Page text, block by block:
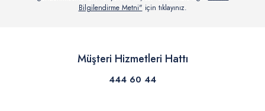
Bilgilendirme Metni" için tıklayınız.
Müşteri Hizmetleri Hattı
444 60 44